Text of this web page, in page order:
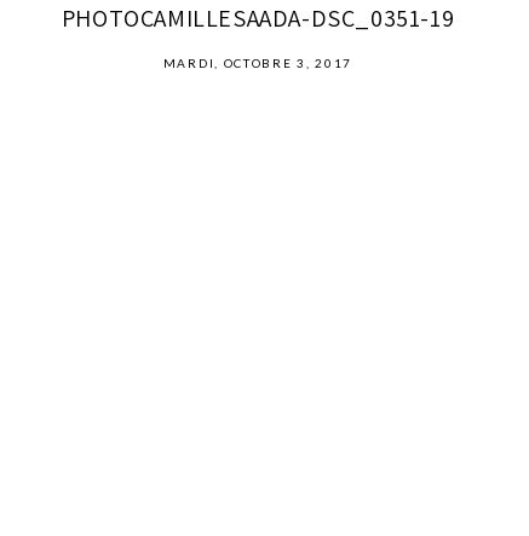
PHOTOCAMILLESAADA-DSC_0351-19
MARDI, OCTOBRE 3, 2017